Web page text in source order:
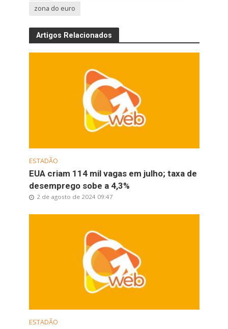
zona do euro
Artigos Relacionados
ESTADÃO
EUA criam 114 mil vagas em julho; taxa de
desemprego sobe a 4,3%
2 de agosto de 2024 09:47
ESTADÃO